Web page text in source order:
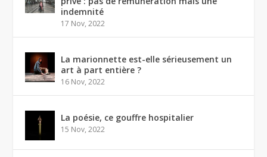
indemnité
17 Nov, 2022
La marionnette est-elle sérieusement un
art à part entière ?
16 Nov, 2022
La poésie, ce gouffre hospitalier
15 Nov, 2022